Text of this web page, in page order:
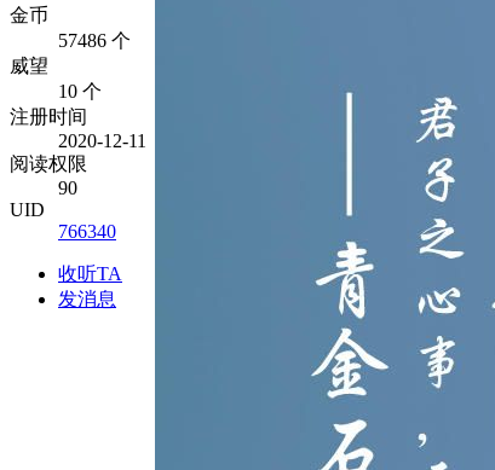
金币
57486 个
威望
10 个
注册时间
2020-12-11
阅读权限
90
UID
766340
收听TA
发消息